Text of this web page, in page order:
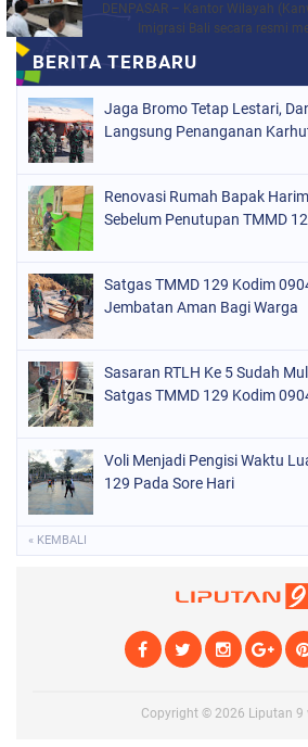
DENPASAR – Kantor Wilayah
Imigrasi Bali secara resmi
Jaga Bromo Tetap Lestari,
Langsung Penanganan
Renovasi Rumah Bapak
Sebelum Penutupan TMMD
Satgas TMMD 129 Kodim
Jembatan Aman Bagi Warga
Sasaran RTLH Ke 5 Sudah
Satgas TMMD 129 Kodim
Voli Menjadi Pengisi Waktu
129 Pada Sore Hari
« KEMBALI
Copyright © 2026 Liputan 9